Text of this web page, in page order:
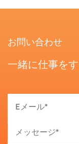
お問い合わせ
一緒に仕事を